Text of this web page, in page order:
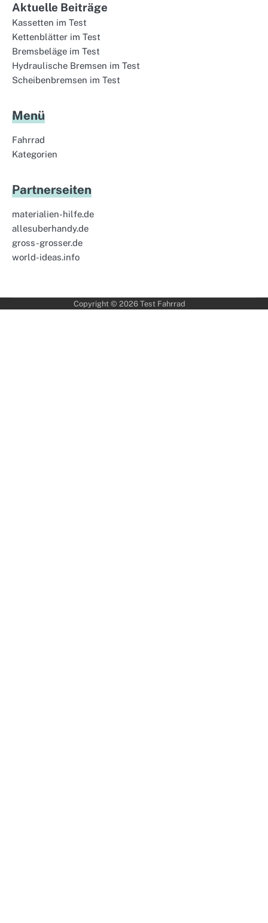
Aktuelle Beiträge
Kassetten im Test
Kettenblätter im Test
Bremsbeläge im Test
Hydraulische Bremsen im Test
Scheibenbremsen im Test
Menü
Fahrrad
Kategorien
Partnerseiten
materialien-hilfe.de
allesuberhandy.de
gross-grosser.de
world-ideas.info
Copyright © 2026 Test Fahrrad